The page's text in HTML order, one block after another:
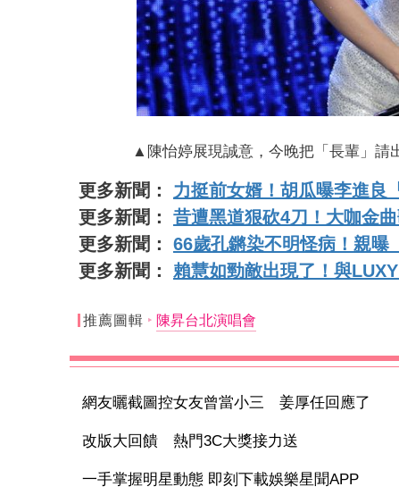
▲陳怡婷展現誠意，今晚把「長輩」請
更多新聞： 力挺前女婿！胡瓜曝李進良
更多新聞： 昔遭黑道狠砍4刀！大咖金
更多新聞： 66歲孔鏘染不明怪病！親曝
更多新聞： 賴慧如勁敵出現了！與
推薦圖輯 陳昇台北演唱會
網友曬截圖控女友曾當小三 姜厚任回應了
改版大回饋 熱門3C大獎接力送
一手掌握明星動態 即刻下載娛樂星聞APP